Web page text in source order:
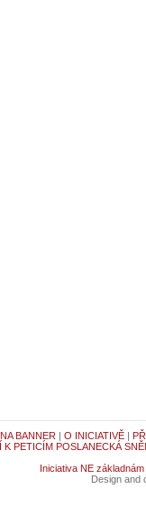
BANNER | O INICIATIVĚ|
K PETICÍM POSLANECKÁ
Iniciativa NE základnám
Design and